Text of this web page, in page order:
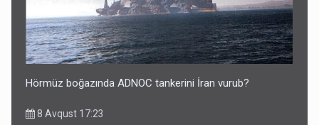
Hörmüz boğazında ADNOC tankerini İran vurub?
8 Avqust 17:23